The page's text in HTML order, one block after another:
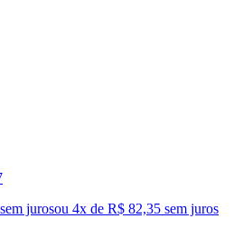
jurosou 4x de R$ 82,35 sem juros